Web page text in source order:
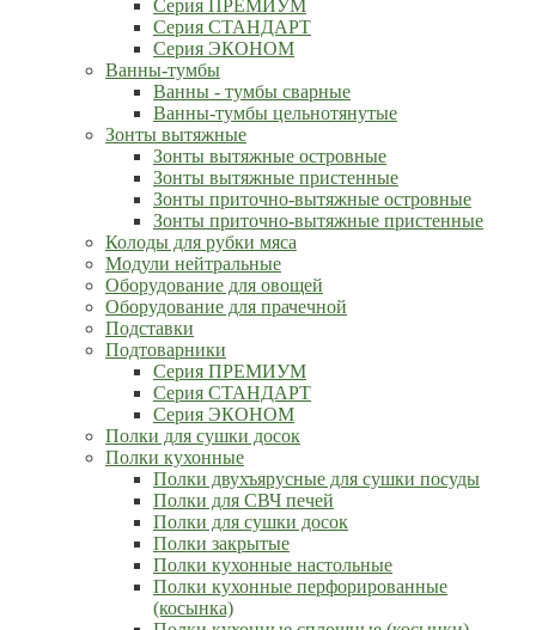
Серия ПРЕМИУМ
Серия СТАНДАРТ
Серия ЭКОНОМ
Ванны-тумбы
Ванны - тумбы сварные
Ванны-тумбы цельнотянутые
Зонты вытяжные
Зонты вытяжные островные
Зонты вытяжные пристенные
Зонты приточно-вытяжные островные
Зонты приточно-вытяжные пристенные
Колоды для рубки мяса
Модули нейтральные
Оборудование для овощей
Оборудование для прачечной
Подставки
Подтоварники
Серия ПРЕМИУМ
Серия СТАНДАРТ
Серия ЭКОНОМ
Полки для сушки досок
Полки кухонные
Полки двухъярусные для сушки посуды
Полки для СВЧ печей
Полки для сушки досок
Полки закрытые
Полки кухонные настольные
Полки кухонные перфорированные
(косынка)